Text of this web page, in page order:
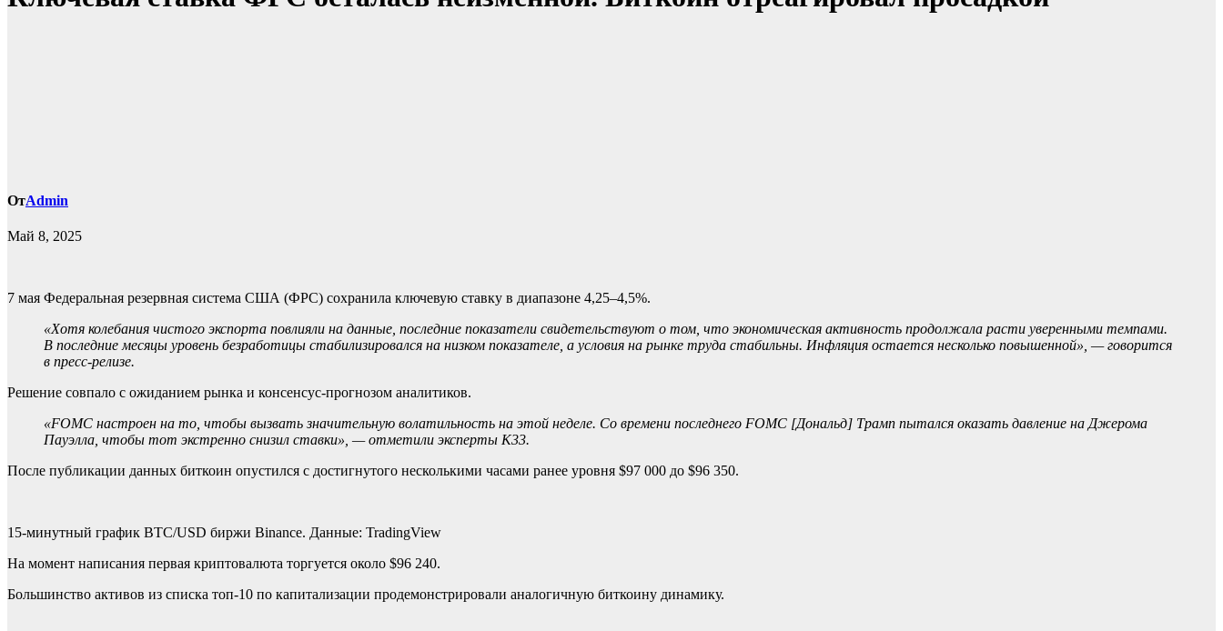
ОтAdmin
Май 8, 2025
7 мая Федеральная резервная система США (ФРС) сохранила ключевую ставку в диапазоне 4,25–4,5%.
«Хотя колебания чистого экспорта повлияли на данные, последние показатели свидетельствуют о том, что экономическая активность продолжала расти уверенными темпами.
В последние месяцы уровень безработицы стабилизировался на низком показателе, а условия на рынке труда стабильны. Инфляция остается несколько повышенной», — говорится
в пресс-релизе.
Решение совпало с ожиданием рынка и консенсус-прогнозом аналитиков.
«FOMC настроен на то, чтобы вызвать значительную волатильность на этой неделе. Со времени последнего FOMC [Дональд] Трамп пытался оказать давление на Джерома
Пауэлла, чтобы тот экстренно снизил ставки», —отметили эксперты K33.
После публикации данных биткоин опустился с достигнутого несколькими часами ранее уровня $97 000 до $96 350.
15-минутный график BTC/USD биржи Binance. Данные: TradingView
На момент написания первая криптовалюта торгуется около $96 240.
Большинство активов из списка топ-10 по капитализации продемонстрировали аналогичную биткоину динамику.